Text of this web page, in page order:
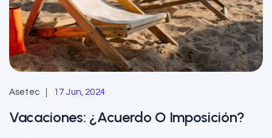
Asetec 17 Jun, 2024
Vacaciones: ¿Acuerdo O Imposición?